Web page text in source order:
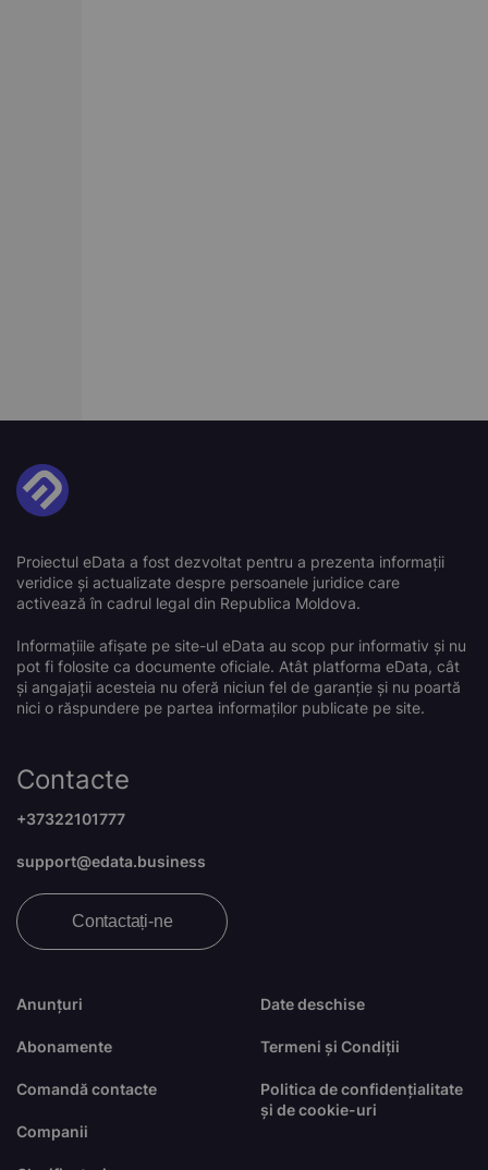
Proiectul eData a fost dezvoltat pentru a prezenta informații
veridice și actualizate despre persoanele juridice care
activează în cadrul legal din Republica Moldova.
Informațiile afișate pe site-ul eData au scop pur informativ și nu
pot fi folosite ca documente oficiale. Atât platforma eData, cât
și angajații acesteia nu oferă niciun fel de garanție și nu poartă
nici o răspundere pe partea informaților publicate pe site.
Anunțuri
Abonamente
Comandă contacte
Companii
Date deschise
Termeni și Condiții
Politica de confidențialitate
și de cookie-uri
Contacte
+37322101777
support@edata.business
Contactați-ne